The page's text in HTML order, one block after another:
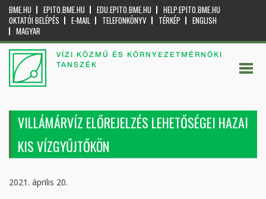
BME.HU EPITO.BME.HU EDU.EPITO.BME.HU
HELP.EPITO.BME.HU
OKTATÓI BELÉPÉS
E-MAIL TELEFONKÖNYV TÉRKÉP
ENGLISH
MAGYAR
VÍZI KÖZMŰ ÉS KÖRNYEZETMÉRNÖKI
TANSZÉK
VILLÁMÁRVÍZ ELŐREJELZÉS LEHETŐSÉGEI HAZAI
KIS VÍZGYŰJTŐKÖN
2021. április 20.